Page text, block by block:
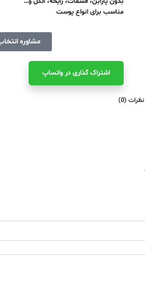
مناسب برای انواع پوست
مشاوره
اشتراک ‌گذاری در واتساپ
نظرات (0)